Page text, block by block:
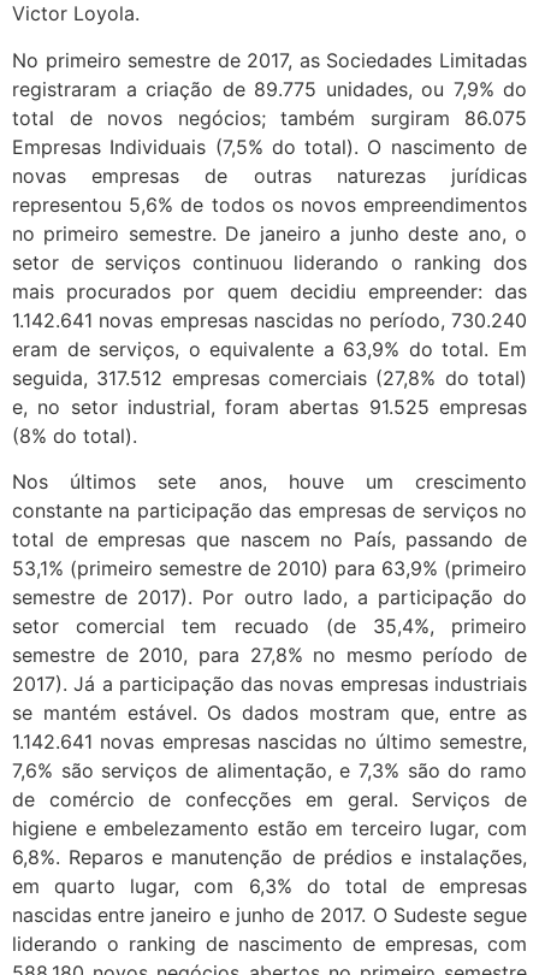
Victor Loyola.
No primeiro semestre de 2017, as Sociedades Limitadas
registraram a criação de 89.775 unidades, ou 7,9% do
total de novos negócios; também surgiram 86.075
Empresas Individuais (7,5% do total). O nascimento de
novas empresas de outras naturezas jurídicas
representou 5,6% de todos os novos empreendimentos
no primeiro semestre. De janeiro a junho deste ano, o
setor de serviços continuou liderando o ranking dos
mais procurados por quem decidiu empreender: das
1.142.641 novas empresas nascidas no período, 730.240
eram de serviços, o equivalente a 63,9% do total. Em
seguida, 317.512 empresas comerciais (27,8% do total)
e, no setor industrial, foram abertas 91.525 empresas
(8% do total).
Nos últimos sete anos, houve um crescimento
constante na participação das empresas de serviços no
total de empresas que nascem no País, passando de
53,1% (primeiro semestre de 2010) para 63,9% (primeiro
semestre de 2017). Por outro lado, a participação do
setor comercial tem recuado (de 35,4%, primeiro
semestre de 2010, para 27,8% no mesmo período de
2017). Já a participação das novas empresas industriais
se mantém estável. Os dados mostram que, entre as
1.142.641 novas empresas nascidas no último semestre,
7,6% são serviços de alimentação, e 7,3% são do ramo
de comércio de confecções em geral. Serviços de
higiene e embelezamento estão em terceiro lugar, com
6,8%. Reparos e manutenção de prédios e instalações,
em quarto lugar, com 6,3% do total de empresas
nascidas entre janeiro e junho de 2017. O Sudeste segue
liderando o ranking de nascimento de empresas, com